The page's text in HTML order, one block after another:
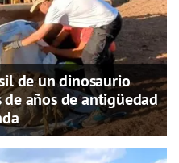
de un dinosaurio
años de antigüedad